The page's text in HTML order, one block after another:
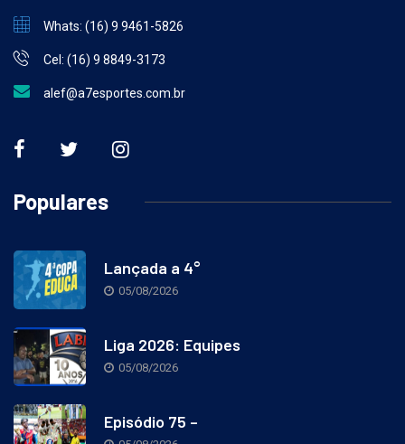
Whats: (16) 9 9461-5826
Cel: (16) 9 8849-3173
alef@a7esportes.com.br
Populares
Lançada a 4°
05/08/2026
Liga 2026: Equipes
05/08/2026
Episódio 75 –